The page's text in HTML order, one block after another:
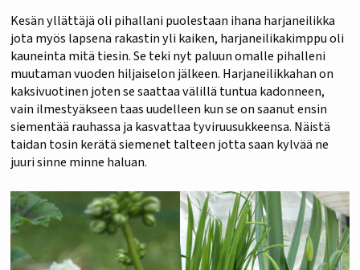
Kesän yllättäjä oli pihallani puolestaan ihana harjaneilikka
jota myös lapsena rakastin yli kaiken, harjaneilikakimppu oli
kauneinta mitä tiesin. Se teki nyt paluun omalle pihalleni
muutaman vuoden hiljaiselon jälkeen. Harjaneilikkahan on
kaksivuotinen joten se saattaa välillä tuntua kadonneen,
vain ilmestyäkseen taas uudelleen kun se on saanut ensin
siementää rauhassa ja kasvattaa tyviruusukkeensa. Näistä
taidan tosin kerätä siemenet talteen jotta saan kylvää ne
juuri sinne minne haluan.